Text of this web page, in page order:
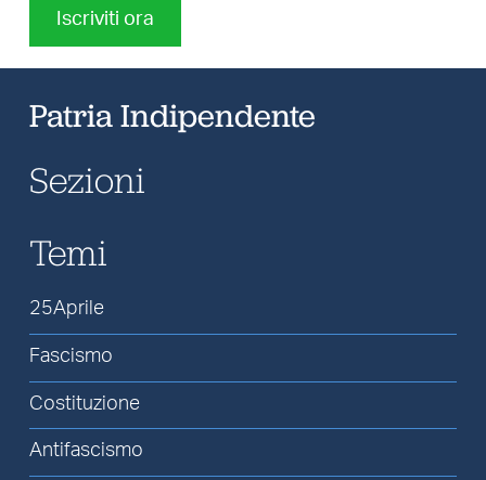
Iscriviti ora
Patria Indipendente
Sezioni
Temi
25Aprile
Fascismo
Costituzione
Antifascismo